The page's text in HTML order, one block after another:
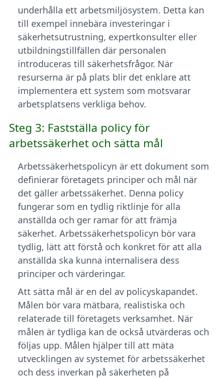
underhålla ett arbetsmiljösystem. Detta kan
till exempel innebära investeringar i
säkerhetsutrustning, expertkonsulter eller
utbildningstillfällen där personalen
introduceras till säkerhetsfrågor. När
resurserna är på plats blir det enklare att
implementera ett system som motsvarar
arbetsplatsens verkliga behov.
Steg 3: Fastställa policy för
arbetssäkerhet och sätta mål
Arbetssäkerhetspolicyn är ett dokument som
definierar företagets principer och mål när
det gäller arbetssäkerhet. Denna policy
fungerar som en tydlig riktlinje för alla
anställda och ger ramar för att främja
säkerhet. Arbetssäkerhetspolicyn bör vara
tydlig, lätt att förstå och konkret för att alla
anställda ska kunna internalisera dess
principer och värderingar.
Att sätta mål är en del av policyskapandet.
Målen bör vara mätbara, realistiska och
relaterade till företagets verksamhet. När
målen är tydliga kan de också utvärderas och
följas upp. Målen hjälper till att mäta
utvecklingen av systemet för arbetssäkerhet
och dess inverkan på säkerheten på